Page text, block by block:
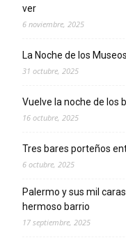
ver
6 noviembre, 2025
La Noche de los
31 octubre, 2025
Vuelve la noche de los
16 octubre, 2025
Tres bares porteños
6 octubre, 2025
Palermo y sus mil
hermoso barrio
17 septiembre, 2025